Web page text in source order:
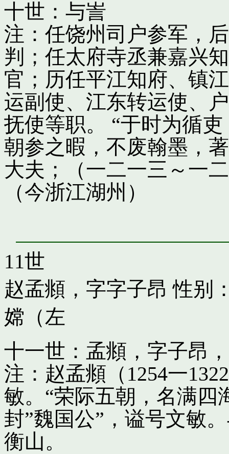
十世：与訔
注：任饶州司户参军，
判；任太府寺丞兼嘉兴
官；历任平江知府、镇
运副使、江东转运使、
抚使等职。 “于时为循
朝参之暇，不废翰墨，
大夫；（一二一三～一
（今浙江湖州）
11世
赵孟頫，字字子昂 性别
嫦（左
十一世：孟頫，字子昂
注：赵孟頫（1254一
敏。“荣际五朝，名满四
封”魏国公”，谥号文敏
衡山。